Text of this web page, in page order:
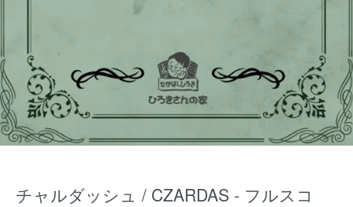
チャルダッシュ / CZARDAS - フルスコ